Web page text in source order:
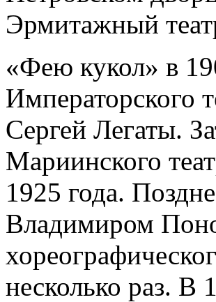
Эрмитажный
«Фею кукол» в
Императорского
Сергей Легаты.
Мариинского
1925 года.
Владимиром
несколько раз. В